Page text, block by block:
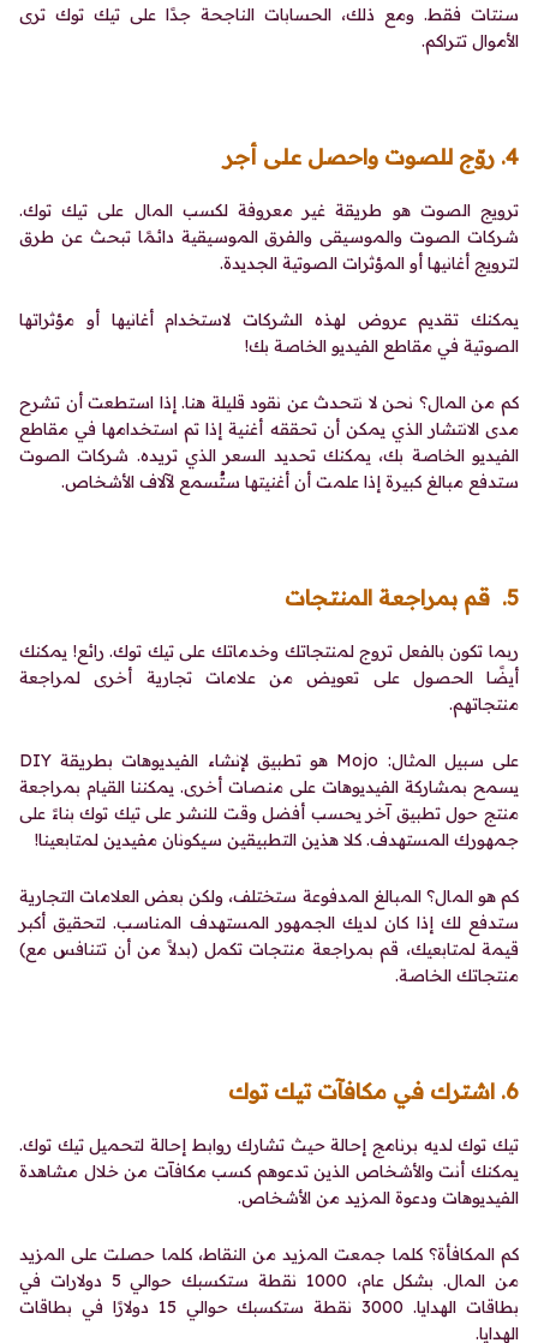
سنتات فقط. ومع ذلك، الحسابات الناجحة جدًا على تيك توك ترى
الأموال تتراكم.
4. روّج للصوت واحصل على أجر
ترويج الصوت هو طريقة غير معروفة لكسب المال على تيك توك.
شركات الصوت والموسيقى والفرق الموسيقية دائمًا تبحث عن طرق
لترويج أغانيها أو المؤثرات الصوتية الجديدة.
يمكنك تقديم عروض لهذه الشركات لاستخدام أغانيها أو مؤثراتها
الصوتية في مقاطع الفيديو الخاصة بك!
كم من المال؟ نحن لا نتحدث عن نقود قليلة هنا. إذا استطعت أن تشرح
مدى الانتشار الذي يمكن أن تحققه أغنية إذا تم استخدامها في مقاطع
الفيديو الخاصة بك، يمكنك تحديد السعر الذي تريده. شركات الصوت
ستدفع مبالغ كبيرة إذا علمت أن أغنيتها ستُسمع لآلاف الأشخاص.
5. قم بمراجعة المنتجات
ربما تكون بالفعل تروج لمنتجاتك وخدماتك على تيك توك. رائع! يمكنك
أيضًا الحصول على تعويض من علامات تجارية أخرى لمراجعة
منتجاتهم.
على سبيل المثال: Mojo هو تطبيق لإنشاء الفيديوهات بطريقة DIY
يسمح بمشاركة الفيديوهات على منصات أخرى. يمكننا القيام بمراجعة
منتج حول تطبيق آخر يحسب أفضل وقت للنشر على تيك توك بناءً على
جمهورك المستهدف. كلا هذين التطبيقين سيكونان مفيدين لمتابعينا!
كم هو المال؟ المبالغ المدفوعة ستختلف، ولكن بعض العلامات التجارية
ستدفع لك إذا كان لديك الجمهور المستهدف المناسب. لتحقيق أكبر
قيمة لمتابعيك، قم بمراجعة منتجات تكمل (بدلاً من أن تتنافس مع)
منتجاتك الخاصة.
6. اشترك في مكافآت تيك توك
تيك توك لديه برنامج إحالة حيث تشارك روابط إحالة لتحميل تيك توك.
يمكنك أنت والأشخاص الذين تدعوهم كسب مكافآت من خلال مشاهدة
الفيديوهات ودعوة المزيد من الأشخاص.
كم المكافأة؟ كلما جمعت المزيد من النقاط، كلما حصلت على المزيد
من المال. بشكل عام، 1000 نقطة ستكسبك حوالي 5 دولارات في
بطاقات الهدايا. 3000 نقطة ستكسبك حوالي 15 دولارًا في بطاقات
الهدايا.